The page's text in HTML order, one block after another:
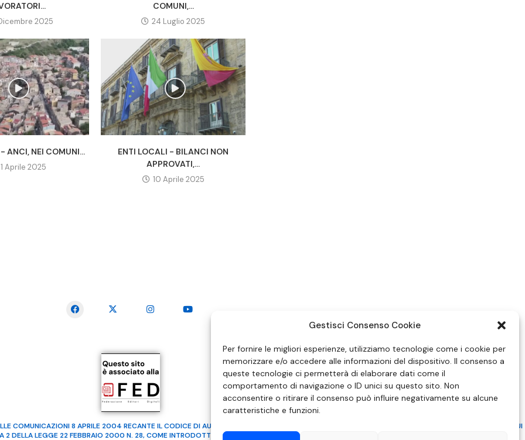
Gestisci Consenso Cookie
Per fornire le migliori esperienze, utilizziamo tecnologie come i cookie per
memorizzare e/o accedere alle informazioni del dispositivo. Il consenso a
queste tecnologie ci permetterà di elaborare dati come il
comportamento di navigazione o ID unici su questo sito. Non
acconsentire o ritirare il consenso può influire negativamente su alcune
caratteristiche e funzioni.
2025
COMUNI,...
24 Luglio 2025
ANCI, NEI COMUNI...
Aprile 2025
ENTI LOCALI - BILANCI NON
APPROVATI,...
10 Aprile 2025
COMUNICAZIONI 8 APRILE 2004 RECANTE IL CODICE DI AUTOREGOLAMENTAZIONE IN MATERIA DI ATTUAZIONE DEL PRINCIPIO DEL PLURALISMO, DI CUI
2 DELLA LEGGE 22 FEBBRAIO 2000 N. 28, COME INTRODOTTO DALLA LEGGE 6 NOVEMBRE 2003, N. 313